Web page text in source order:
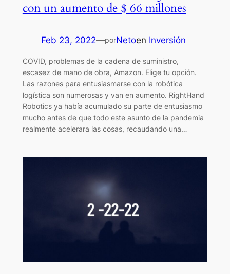
con un aumento de $ 66 millones
Feb 23, 2022—porNetoen Inversión
COVID, problemas de la cadena de suministro,
escasez de mano de obra, Amazon. Elige tu opción.
Las razones para entusiasmarse con la robótica
logística son numerosas y van en aumento. RightHand
Robotics ya había acumulado su parte de entusiasmo
mucho antes de que todo este asunto de la pandemia
realmente acelerara las cosas, recaudando una…